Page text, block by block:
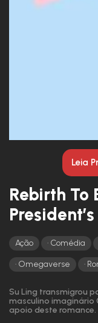
Leia
Rebirth To
Ação Comédia
Omegaverse
Su Ling transmigrou
masculino imaginário
apoio deste romance.